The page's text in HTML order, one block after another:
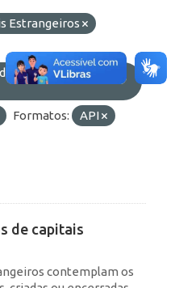
Estrangeiros
Dados (ODbL) do
Formatos:
API
de capitais
contemplam os